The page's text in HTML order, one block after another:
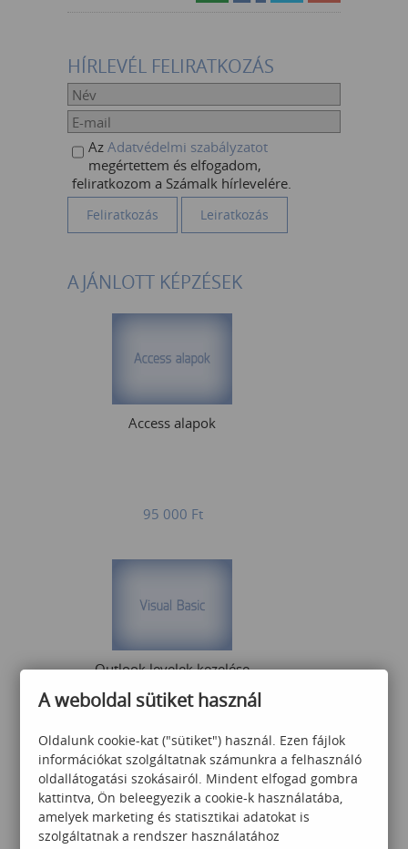
HÍRLEVÉL FELIRATKOZÁS
Az Adatvédelmi szabályzatot
megértettem és elfogadom,
feliratkozom a Számalk hírlevelére.
AJÁNLOTT KÉPZÉSEK
Access alapok
95 000 Ft
Outlook levelek kezelése
Excel VBA segítségével
55 000Ft
A weboldal sütiket használ
Oldalunk cookie-kat ("sütiket") használ. Ezen fájlok
információkat szolgáltatnak számunkra a felhasználó
oldallátogatási szokásairól. Mindent elfogad gombra
kattintva, Ön beleegyezik a cookie-k használatába,
amelyek marketing és statisztikai adatokat is
szolgáltatnak a rendszer használatához